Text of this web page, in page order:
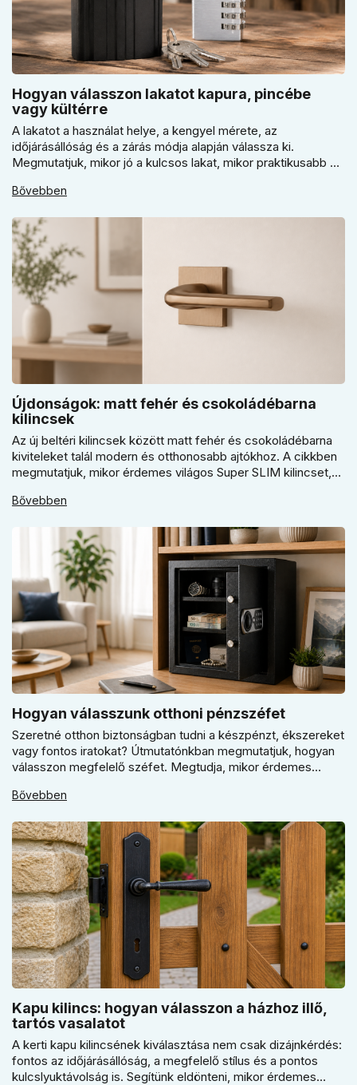
Hogyan válasszon lakatot kapura, pincébe
vagy kültérre
A lakatot a használat helye, a kengyel mérete, az
időjárásállóság és a zárás módja alapján válassza ki.
Megmutatjuk, mikor jó a kulcsos lakat, mikor praktikusabb a
érdemes kapuhoz, pincéhez vagy kerti házhoz csak ár
Bővebben
Újdonságok: matt fehér és csokoládébarna
kilincsek
Az új beltéri kilincsek között matt fehér és csokoládébarna
kiviteleket talál modern és otthonosabb ajtókhoz. A cikkben
megmutatjuk, mikor érdemes világos Super SLIM kilincset,
döntsön a kerek vagy szögletes rozetta között az egységes
Bővebben
Hogyan válasszunk otthoni pénzszéfet
Szeretné otthon biztonságban tudni a készpénzt, ékszereket
vagy fontos iratokat? Útmutatónkban megmutatjuk, hogyan
válasszon megfelelő széfet. Megtudja, mikor érdemes
kulcsfontosságú a szakszerű rögzítés a valódi védelemhez
Bővebben
Kapu kilincs: hogyan válasszon a házhoz illő,
tartós vasalatot
A kerti kapu kilincsének kiválasztása nem csak dizájnkérdés:
fontos az időjárásállóság, a megfelelő stílus és a pontos
kulcslyuktávolság is. Segítünk eldönteni, mikor érdemes